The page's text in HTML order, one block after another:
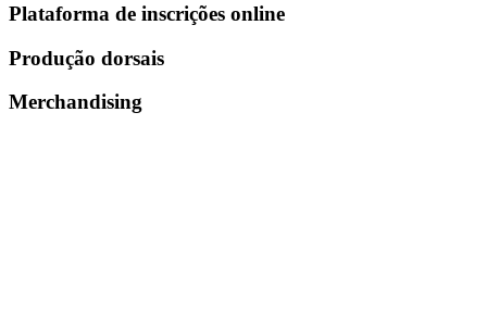
Plataforma de inscrições online
Produção dorsais
Merchandising